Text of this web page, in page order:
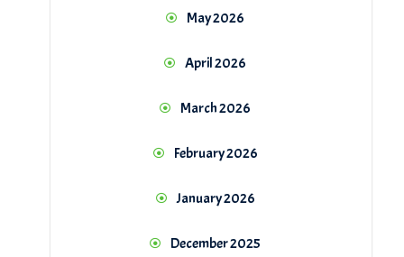
May 2026
April 2026
March 2026
February 2026
January 2026
December 2025